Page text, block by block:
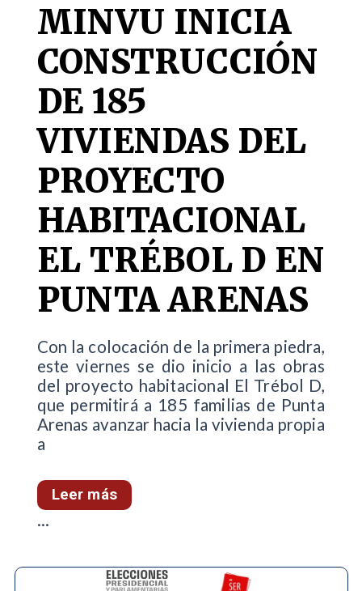
MINVU INICIA
CONSTRUCCIÓN
DE 185
VIVIENDAS DEL
PROYECTO
HABITACIONAL
EL TRÉBOL D EN
PUNTA ARENAS
Con la colocación de la primera piedra,
este viernes se dio inicio a las obras
del proyecto habitacional El Trébol D,
que permitirá a 185 familias de Punta
Arenas avanzar hacia la vivienda propia
a
Leer más
...